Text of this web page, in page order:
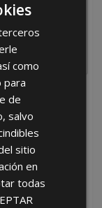
como
para
de
salvo
sitio
en
todas